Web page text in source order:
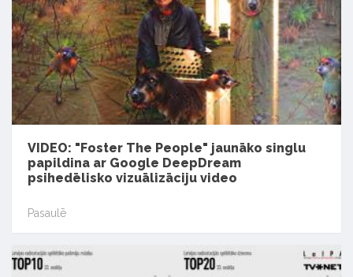
VIDEO: "Foster The People" jaunāko singlu
papildina ar Google DeepDream
psihedēlisko vizuālizāciju video
Pasaulē